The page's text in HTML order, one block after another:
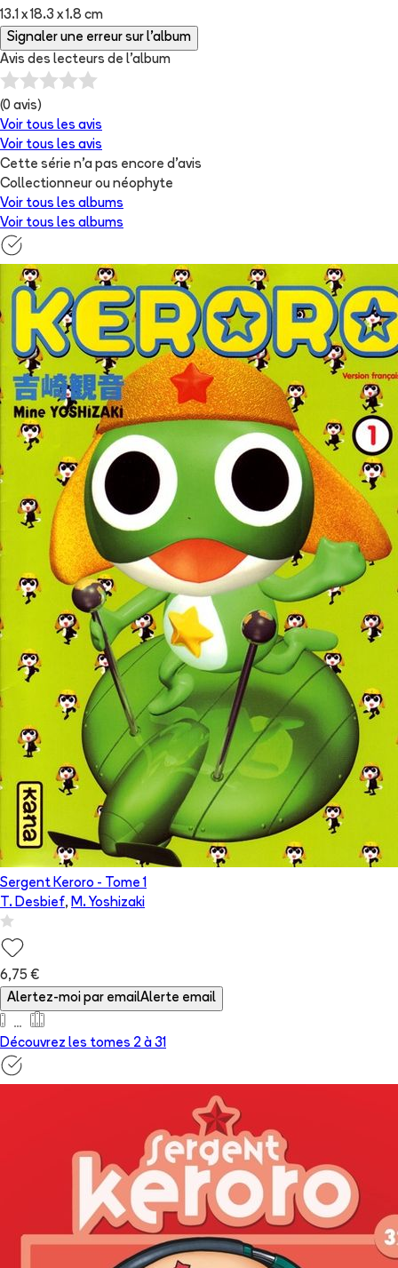
13.1 x 18.3 x 1.8 cm
Signaler une erreur sur l'album
Avis des lecteurs de l'album
(0 avis)
Voir tous les avis
Voir tous les avis
Cette série n'a pas encore d'avis
Collectionneur ou néophyte
Voir tous les albums
Voir tous les albums
Sergent Keroro - Tome 1
T. Desbief, M. Yoshizaki
6,75 €
Alertez-moi par emailAlerte email
Découvrez les tomes 2 à 31